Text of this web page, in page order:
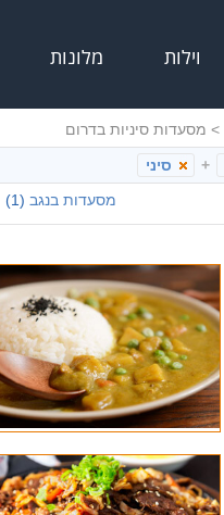
וילות מלונות
> מסעדות סיניות בדרום
+
סיני
מסעדות בנגב (1)